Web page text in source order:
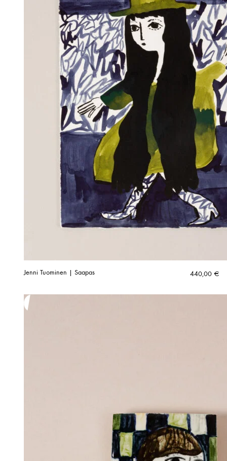
Jenni Tuominen | Saapas 440,00 €